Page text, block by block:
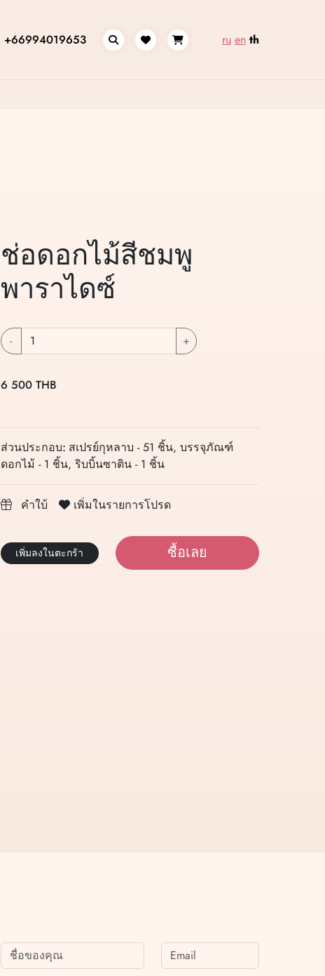
+66994019653 ru en th
ช่อดอกไม้สีชมพู
พาราไดซ์
- +
6 500 THB
ส่วนประกอบ: สเปรย์กุหลาบ - 51 ชิ้น, บรรจุภัณฑ์
ดอกไม้ - 1 ชิ้น, ริบบิ้นซาติน - 1 ชิ้น
คำใบ้ เพิ่มในรายการโปรด
เพิ่มลงในตะกร้า ซื้อเลย